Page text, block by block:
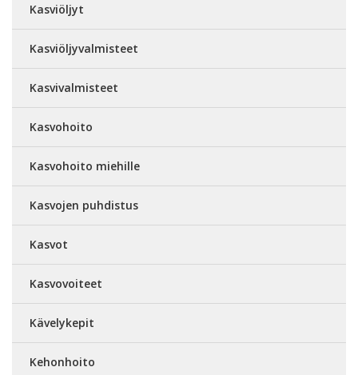
Kasviöljyt
Kasviöljyvalmisteet
Kasvivalmisteet
Kasvohoito
Kasvohoito miehille
Kasvojen puhdistus
Kasvot
Kasvovoiteet
Kävelykepit
Kehonhoito